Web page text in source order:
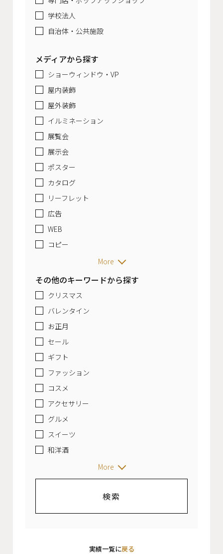
学校法人
自治体・公共施設
メディアから探す
ショーウィンドウ・VP
屋内装飾
屋外装飾
イルミネーション
展覧会
展示会
ポスター
カタログ
リーフレット
広告
WEB
コピー
More
その他のキーワードから探す
クリスマス
バレンタイン
お正月
セール
ギフト
ファッション
コスメ
アクセサリー
グルメ
スイーツ
和洋酒
More
実績一覧に戻る